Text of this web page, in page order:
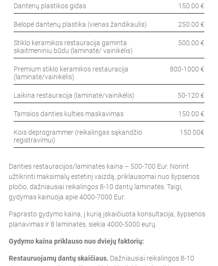
Dantenų plastikos gidas 150.00 €
Belopė dantenų plastika (vienas žandikaulis) 250.00 €
Stiklo keramikos restauracija gaminta
skaitmeniniu būdu (laminatė/ vainikėlis)
500.00 €
Premium stiklo keramikos restauracija
(laminatė/vainikėlis)
800-1000 €
Laikina restauracija (laminatė/vainikėlis) 50-120 €
Tamsios danties kulties maskavimas 150.00 €
Kois deprogrammer (reikalingas sąkandžio
registravimui)
150.00€
Danties restauracijos/laminatės kaina – 500-700 Eur. Norint
užtikrinti maksimalų estetinį vaizdą, priklausomai nuo šypsenos
pločio, dažniausiai reikalingos 8-10 dantų laminatės. Taigi,
gydymas kainuoja apie 4000-7000 Eur.
Paprasto gydymo kaina, į kurią įskaičiuota konsultacija, šypsenos
planavimas ir 8 laminatės, siekia 4000-5000 eurų.
Gydymo kaina priklauso nuo dviejų faktorių:
Restauruojamų dantų skaičiaus. Dažniausiai reikalingos 8-10